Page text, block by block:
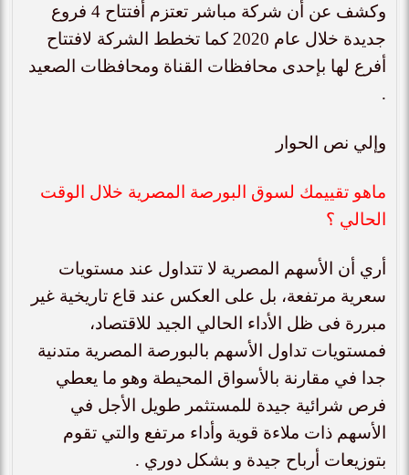
وكشف عن أن شركة مباشر تعتزم أفتتاح 4 فروع
جديدة خلال عام 2020 كما تخطط الشركة لافتتاح
أفرع لها بإحدى محافظات القناة ومحافظات الصعيد
.
وإلي نص الحوار
ماهو تقييمك لسوق البورصة المصرية خلال الوقت
الحالي ؟
أري أن الأسهم المصرية لا تتداول عند مستويات
سعرية مرتفعة، بل على العكس عند قاع تاريخية غير
مبررة فى ظل الأداء الحالي الجيد للاقتصاد،
فمستويات تداول الأسهم بالبورصة المصرية متدنية
جدا في مقارنة بالأسواق المحيطة وهو ما يعطي
فرص شرائية جيدة للمستثمر طويل الأجل في
الأسهم ذات ملاءة قوية وأداء مرتفع والتي تقوم
بتوزيعات أرباح جيدة و بشكل دوري .